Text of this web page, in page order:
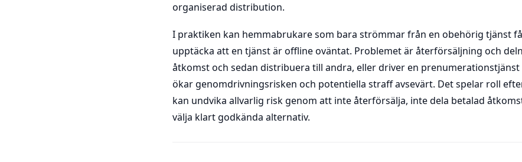
organiserad distribution.
I praktiken kan hemmabrukare som bara strömmar från en obehörig tjänst
upptäcka att en tjänst är offline oväntat. Problemet är återförsäljning och
åtkomst och sedan distribuera till andra, eller driver en
ökar genomdrivningsrisken och potentiella straff avsevärt. Det spelar roll
kan undvika allvarlig risk genom att inte återförsälja, inte dela betalad
välja klart godkända alternativ.